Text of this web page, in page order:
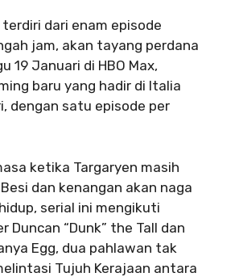
terdiri dari enam episode
jam, akan tayang perdana
19 Januari di HBO Max,
baru yang hadir di Italia
dengan satu episode per
ketika Targaryen masih
dan kenangan akan naga
serial ini mengikuti
Duncan “Dunk” the Tall dan
Egg, dua pahlawan tak
Tujuh Kerajaan antara